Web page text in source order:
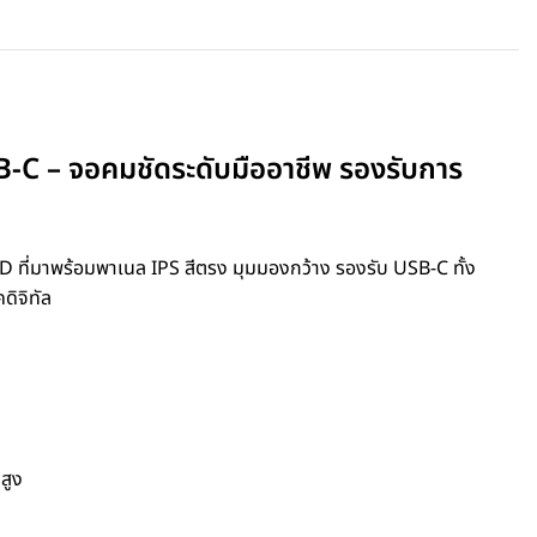
C – จอคมชัดระดับมืออาชีพ รองรับการ
ที่มาพร้อมพาเนล IPS สีตรง มุมมองกว้าง รองรับ USB-C ทั้ง
ดิจิทัล
ง